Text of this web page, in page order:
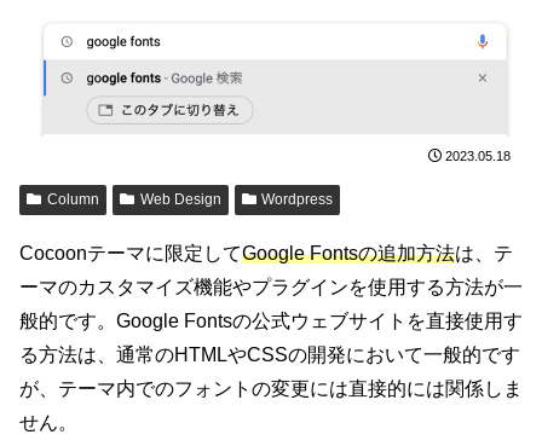
2023.05.18
Column Web Design Wordpress
Cocoonテーマに限定してGoogle Fontsの追加方法は、テ
ーマのカスタマイズ機能やプラグインを使用する方法が一
般的です。Google Fontsの公式ウェブサイトを直接使用す
る方法は、通常のHTMLやCSSの開発において一般的です
が、テーマ内でのフォントの変更には直接的には関係しま
せん。